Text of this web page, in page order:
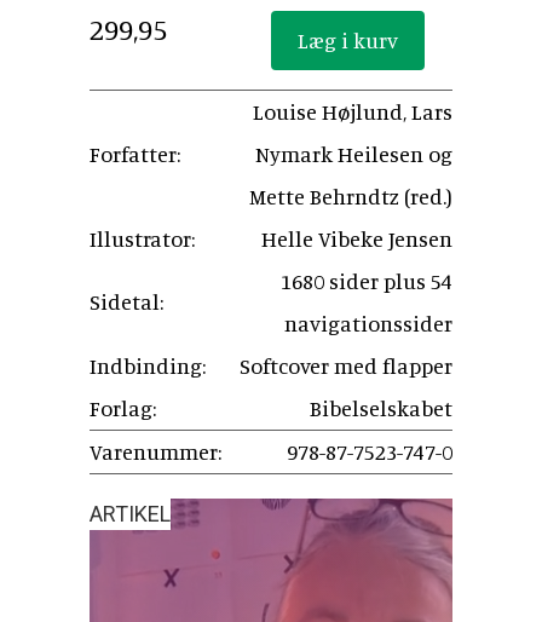
299,95
Forfatter:
Louise Højlund, Lars
Nymark Heilesen og
Mette Behrndtz (red.)
Illustrator:
Helle Vibeke Jensen
Sidetal:
1680 sider plus 54
navigationssider
Indbinding:
Softcover med flapper
Forlag:
Bibelselskabet
Varenummer:
978-87-7523-747-0
ARTIKEL